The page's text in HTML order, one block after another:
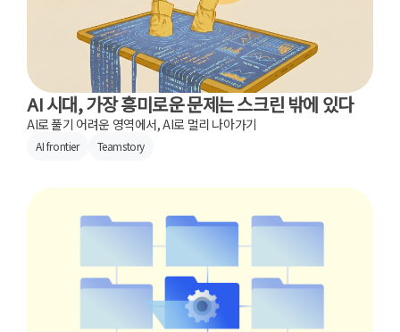
AI 시대, 가장 흥미로운 문제는 스크린 밖에 있다
AI로 풀기 어려운 영역에서, AI로 멀리 나아가기
AI frontier Teamstory